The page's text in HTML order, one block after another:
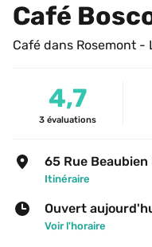
Café
Café dans Rosemont
4,7
3 évaluations
65 Rue Beaubien
Itinéraire
Ouvert
Voir l'horaire